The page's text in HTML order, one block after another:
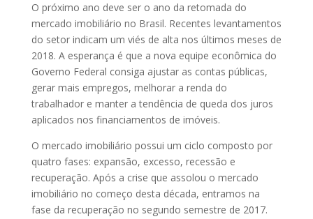
O próximo ano deve ser o ano da retomada do
mercado imobiliário no Brasil. Recentes levantamentos
do setor indicam um viés de alta nos últimos meses de
2018. A esperança é que a nova equipe econômica do
Governo Federal consiga ajustar as contas públicas,
gerar mais empregos, melhorar a renda do
trabalhador e manter a tendência de queda dos juros
aplicados nos financiamentos de imóveis.
O mercado imobiliário possui um ciclo composto por
quatro fases: expansão, excesso, recessão e
recuperação. Após a crise que assolou o mercado
imobiliário no começo desta década, entramos na
fase da recuperação no segundo semestre de 2017.